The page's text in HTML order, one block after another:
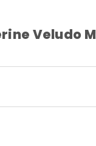
Veludo